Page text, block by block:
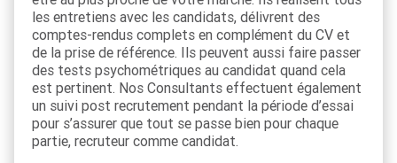
les entretiens avec les candidats, délivrent des
comptes-rendus complets en complément du CV et
de la prise de référence. Ils peuvent aussi faire passer
des tests psychométriques au candidat quand cela
est pertinent. Nos Consultants effectuent également
un suivi post recrutement pendant la période d’essai
pour s’assurer que tout se passe bien pour chaque
partie, recruteur comme candidat.